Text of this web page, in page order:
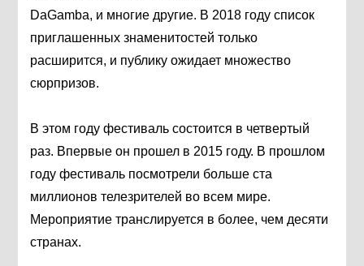
DaGamba, и многие другие. В 2018 году список
приглашенных знаменитостей только
расширится, и публику ожидает множество
сюрпризов.
В этом году фестиваль состоится в четвертый
раз. Впервые он прошел в 2015 году. В прошлом
году фестиваль посмотрели больше ста
миллионов телезрителей во всем мире.
Мероприятие транслируется в более, чем десяти
странах.